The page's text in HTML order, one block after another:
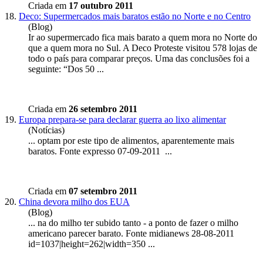
Criada em 17 outubro 2011
18. Deco: Supermercados mais baratos estão no Norte e no Centro
(Blog)
Ir ao supermercado fica mais barato a quem mora no Norte do
que a quem mora no Sul. A Deco Proteste visitou 578 lojas de
todo o país para comparar preços. Uma das conclusões foi a
seguinte: “Dos 50 ...
Criada em 26 setembro 2011
19. Europa prepara-se para declarar guerra ao lixo alimentar
(Notícias)
... optam por este tipo de alimentos, aparentemente mais
baratos. Fonte expresso 07-09-2011 ...
Criada em 07 setembro 2011
20. China devora milho dos EUA
(Blog)
... na do milho ter subido tanto - a ponto de fazer o milho
americano parecerbarato. Fonte midianews 28-08-2011
id=1037|height=262|width=350 ...